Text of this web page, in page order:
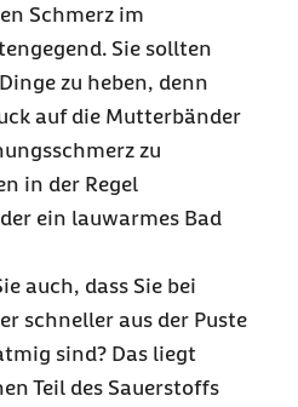
Schmerz im
Sie sollten
zu heben, denn
auf die Mutterbänder
zu
in der Regel
ein lauwarmes Bad
auch, dass Sie bei
schneller aus der Puste
sind? Das liegt
Teil des Sauerstoffs